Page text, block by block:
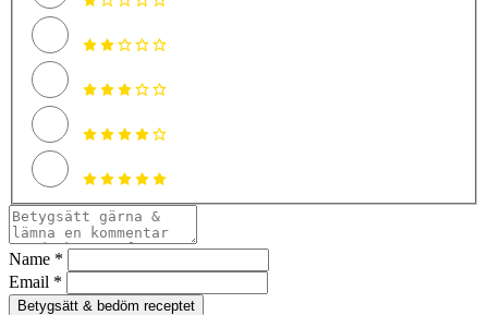
Name *
Email *
Betygsätt & bedöm receptet